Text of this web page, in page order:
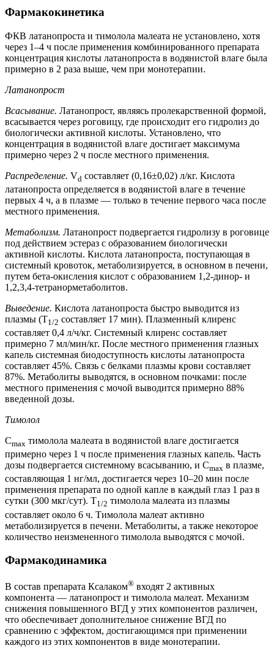
Фармакокинетика
ФКВ латанопроста и тимолола малеата не установлено, хотя
через 1–4 ч после применения комбинированного препарата
концентрация кислоты латанопроста в водянистой влаге была
примерно в 2 раза выше, чем при монотерапии.
Латанопрост
Всасывание. Латанопрост, являясь пролекарственной формой,
всасывается через роговицу, где происходит его гидролиз до
биологически активной кислоты. Установлено, что
концентрация в водянистой влаге достигает максимума
примерно через 2 ч после местного применения.
Распределение. Vd составляет (0,16±0,02) л/кг. Кислота
латанопроста определяется в водянистой влаге в течение
первых 4 ч, а в плазме — только в течение первого часа после
местного применения.
Метаболизм. Латанопрост подвергается гидролизу в роговице
под действием эстераз с образованием биологически
активной кислоты. Кислота латанопроста, поступающая в
системный кровоток, метаболизируется, в основном в печени,
путем бета-окисления кислот с образованием 1,2-динор- и
1,2,3,4-тетранорметаболитов.
Выведение. Кислота латанопроста быстро выводится из
плазмы (T1/2 составляет 17 мин). Плазменный клиренс
составляет 0,4 л/ч/кг. Системный клиренс составляет
примерно 7 мл/мин/кг. После местного применения глазных
капель системная биодоступность кислоты латанопроста
составляет 45%. Связь с белками плазмы крови составляет
87%. Метаболиты выводятся, в основном почками: после
местного применения с мочой выводится примерно 88%
введенной дозы.
Тимолол
Cmax тимолола малеата в водянистой влаге достигается
примерно через 1 ч после применения глазных капель. Часть
дозы подвергается системному всасыванию, и Cmax в плазме,
составляющая 1 нг/мл, достигается через 10–20 мин после
применения препарата по одной капле в каждый глаз 1 раз в
сутки (300 мкг/сут). T1/2 тимолола малеата из плазмы
составляет около 6 ч. Тимолола малеат активно
метаболизируется в печени. Метаболиты, а также некоторое
количество неизмененного тимолола выводятся с мочой.
Фармакодинамика
В состав препарата Ксалаком® входят 2 активных
компонента — латанопрост и тимолола малеат. Механизм
снижения повышенного ВГД у этих компонентов различен,
что обеспечивает дополнительное снижение ВГД по
сравнению с эффектом, достигающимся при применении
каждого из этих компонентов в виде монотерапии.